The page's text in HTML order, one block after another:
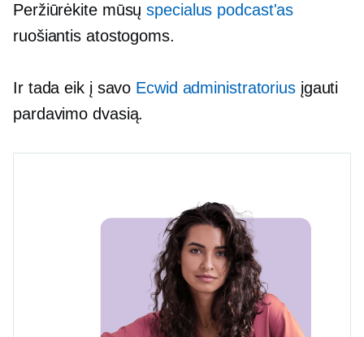
Peržiūrėkite mūsųspecialus podcast'as
ruošiantis atostogoms.
Ir tada eik į savo Ecwid administratoriusįgauti
pardavimo dvasią.